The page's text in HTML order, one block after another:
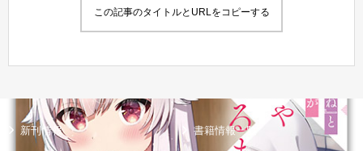
この記事のタイトルとURLをコピーする
新刊情報 書籍情報一覧